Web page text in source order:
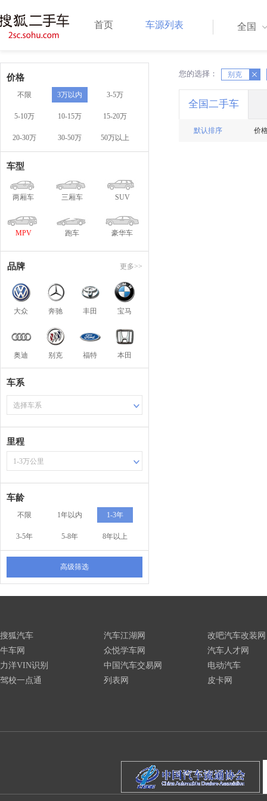
首页 车源列表 全国
价格
不限 3万以内 3-5万
5-10万 10-15万 15-20万
20-30万 30-50万 50万以上
车型
两厢车 三厢车 SUV
MPV 跑车 豪华车
品牌 更多>>
大众 奔驰 丰田 宝马
奥迪 别克 福特 本田
车系
选择车系
里程
1-3万公里
车龄
不限 1年以内 1-3年
3-5年 5-8年 8年以上
高级筛选
您的选择： 别克
X X
全国二手车
默认排序 价
搜狐汽车
牛车网
力洋VIN识别
驾校一点通
汽车江湖网
众悦学车网
中国汽车交易网
列表网
改吧汽车改装网
汽车人才网
电动汽车
皮卡网